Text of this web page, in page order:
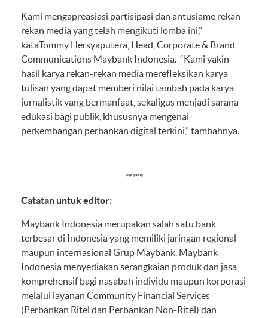
Kami mengapreasiasi partisipasi dan antusiame rekan-
rekan media yang telah mengikuti lomba ini,”
kataTommy Hersyaputera, Head, Corporate & Brand
Communications Maybank Indonesia. “Kami yakin
hasil karya rekan-rekan media merefleksikan karya
tulisan yang dapat memberi nilai tambah pada karya
jurnalistik yang bermanfaat, sekaligus menjadi sarana
edukasi bagi publik, khususnya mengenai
perkembangan perbankan digital terkini,” tambahnya.
*****
Catatan untuk editor:
Maybank Indonesia merupakan salah satu bank
terbesar di Indonesia yang memiliki jaringan regional
maupun internasional Grup Maybank. Maybank
Indonesia menyediakan serangkaian produk dan jasa
komprehensif bagi nasabah individu maupun korporasi
melalui layanan Community Financial Services
(Perbankan Ritel dan Perbankan Non-Ritel) dan